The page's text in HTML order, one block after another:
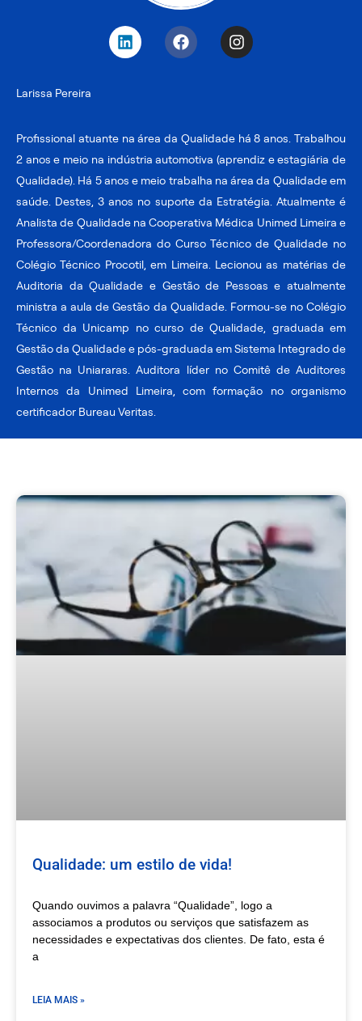
L
i
n
F
a
o
k
I
n
r
a
m
Larissa Pereira
Profissional atuante na área da Qualidade há 8 anos. Trabalhou
2 anos e meio na indústria automotiva (aprendiz e estagiária de
Qualidade). Há 5 anos e meio trabalha na área da Qualidade em
saúde. Destes, 3 anos no suporte da Estratégia. Atualmente é
Analista de Qualidade na Cooperativa Médica Unimed Limeira e
Professora/Coordenadora do Curso Técnico de Qualidade no
Colégio Técnico Procotil, em Limeira. Lecionou as matérias de
Auditoria da Qualidade e Gestão de Pessoas e atualmente
ministra a aula de Gestão da Qualidade. Formou-se no Colégio
Técnico da Unicamp no curso de Qualidade, graduada em
Gestão da Qualidade e pós-graduada em Sistema Integrado de
Gestão na Uniararas. Auditora líder no Comitê de Auditores
Internos da Unimed Limeira, com formação no organismo
certificador Bureau Veritas.
Qualidade: um estilo de vida!
Quando ouvimos a palavra “Qualidade”, logo a
associamos a produtos ou serviços que satisfazem as
necessidades e expectativas dos clientes. De fato, esta é
a
LEIA MAIS »